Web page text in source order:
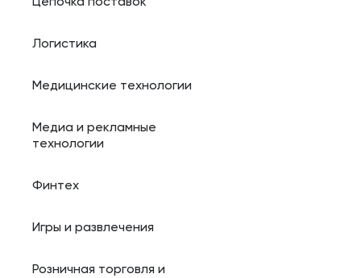
Цепочка поставок
Логистика
Медицинские технологии
Медиа и рекламные
технологии
Финтех
Игры и развлечения
Розничная торговля и